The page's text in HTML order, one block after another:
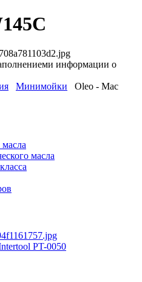
информации о
Минимойки
Oleo - Mac
масла
PT-0050